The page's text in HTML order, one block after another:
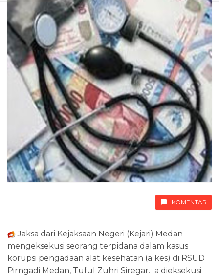
KOMENTAR
Jaksa dari Kejaksaan Negeri (Kejari) Medan
mengeksekusi seorang terpidana dalam kasus
korupsi pengadaan alat kesehatan (alkes) di RSUD
Pirngadi Medan, Tuful Zuhri Siregar. Ia dieksekusi